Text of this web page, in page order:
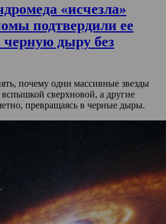
«исчезла»
подтвердили ее
дыру без
почему одни массивные звезды
сверхновой, а другие
превращаясь в черные дыры.